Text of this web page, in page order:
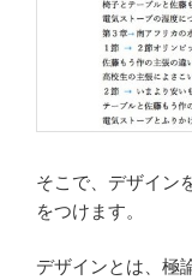
そこで、デザイン
をつけます。
デザインとは、極